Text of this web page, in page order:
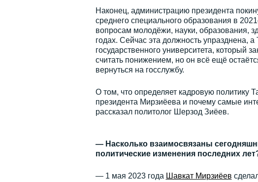
Наконец, администрацию президента
среднего специального образования в
вопросам молодёжи, науки, образования,
годах. Сейчас эта должность упразднена,
государственного университета, который
считать понижением, но он всё ещё
вернуться на госслужбу.
О том, что определяет кадровую политику
президента Мирзиёева и почему самые
рассказал политолог Шерзод Зиёев.
— Насколько взаимосвязаны
политические изменения последних
— 1 мая 2023 года Шавкат Мирзиёев